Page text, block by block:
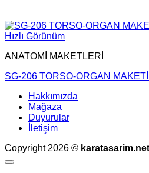
Hızlı Görünüm
ANATOMİ MAKETLERİ
SG-206 TORSO-ORGAN
Hakkımızda
Mağaza
Duyurular
İletişim
Copyright 2026 © karatasarim.net